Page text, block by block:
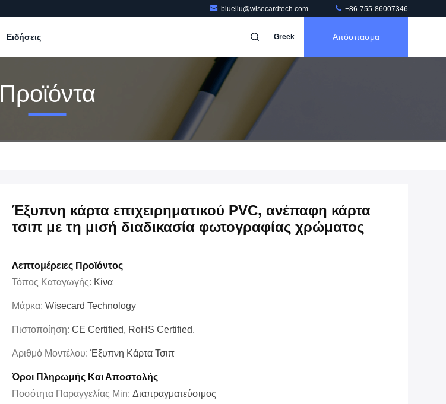
blueliu@wisecardtech.com +86-755-86007346
Ειδήσεις Greek Απόσπασμα
Προϊόντα
Έξυπνη κάρτα επιχειρηματικού PVC, ανέπαφη κάρτα
τσιπ με τη μισή διαδικασία φωτογραφίας χρώματος
Λεπτομέρειες Προϊόντος
Τόπος Καταγωγής: Κίνα
Μάρκα: Wisecard Technology
Πιστοποίηση: CE Certified, RoHS Certified.
Αριθμό Μοντέλου: Έξυπνη Κάρτα Τσιπ
Όροι Πληρωμής Και Αποστολής
Ποσότητα Παραγγελίας Min: Διαπραγματεύσιμος